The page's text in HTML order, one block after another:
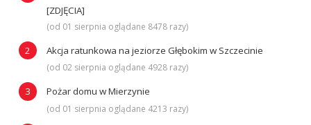
[ZDJĘCIA]
(od 01 sierpnia oglądane 8478 razy)
Akcja ratunkowa na jeziorze Głębokim w Szczecinie
(od 02 sierpnia oglądane 4928 razy)
Pożar domu w Mierzynie
(od 01 sierpnia oglądane 4213 razy)